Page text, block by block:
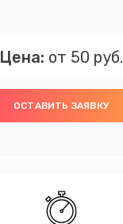
Цена: от 50 руб.
ОСТАВИТЬ ЗАЯВКУ